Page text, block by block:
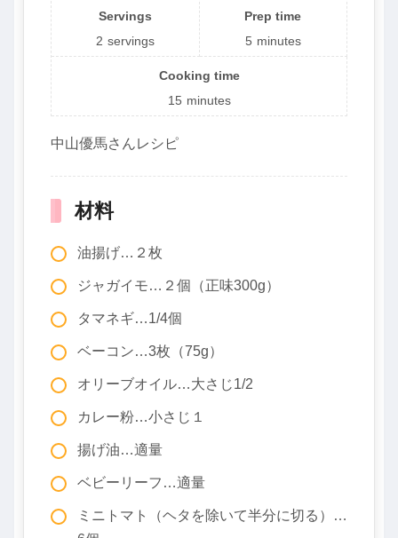
Servings
2 servings
Prep time
5 minutes
Cooking time
15 minutes
中山優馬さんレシピ
材料
油揚げ…２枚
ジャガイモ…２個（正味300g）
タマネギ…1/4個
ベーコン…3枚（75g）
オリーブオイル…大さじ1/2
カレー粉…小さじ１
揚げ油…適量
ベビーリーフ…適量
ミニトマト（ヘタを除いて半分に切る）…